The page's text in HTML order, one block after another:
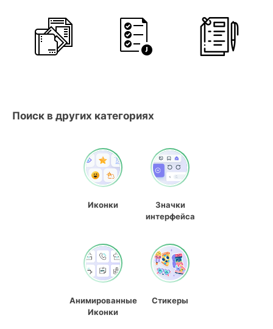
Поиск в других категориях
Иконки
Значки
интерфейса
Анимированные
Иконки
Стикеры